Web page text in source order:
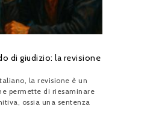
di giudizio: la revisione
la revisione è un
permette di riesaminare
ossia una sentenza